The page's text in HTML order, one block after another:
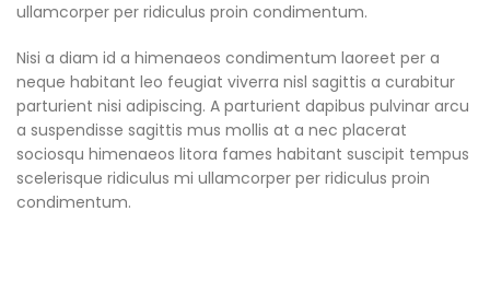
ullamcorper per ridiculus proin condimentum.
Nisi a diam id a himenaeos condimentum laoreet per a
neque habitant leo feugiat viverra nisl sagittis a curabitur
parturient nisi adipiscing. A parturient dapibus pulvinar arcu
a suspendisse sagittis mus mollis at a nec placerat
sociosqu himenaeos litora fames habitant suscipit tempus
scelerisque ridiculus mi ullamcorper per ridiculus proin
condimentum.